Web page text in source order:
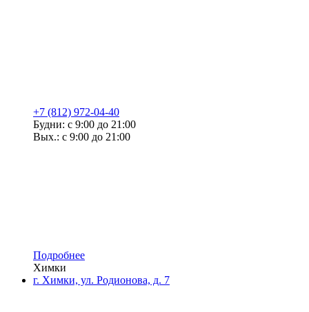
+7 (812) 972-04-40
Будни: с 9:00 до 21:00
Вых.: с 9:00 до 21:00
Подробнее
Химки
г. Химки, ул. Родионова, д. 7